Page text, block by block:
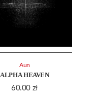
ALPHA HEAVEN
60.00 zł
Aun